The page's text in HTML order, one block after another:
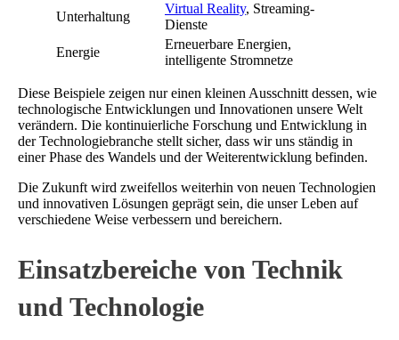
Unterhaltung
Virtual Reality, Streaming-
Dienste
Energie
Erneuerbare Energien,
intelligente Stromnetze
Diese Beispiele zeigen nur einen kleinen Ausschnitt dessen, wie
technologische Entwicklungen und Innovationen unsere Welt
verändern. Die kontinuierliche Forschung und Entwicklung in
der Technologiebranche stellt sicher, dass wir uns ständig in
einer Phase des Wandels und der Weiterentwicklung befinden.
Die Zukunft wird zweifellos weiterhin von neuen Technologien
und innovativen Lösungen geprägt sein, die unser Leben auf
verschiedene Weise verbessern und bereichern.
Einsatzbereiche von Technik
und Technologie